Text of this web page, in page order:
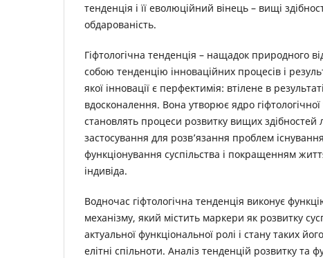
тенденція і її еволюційний вінець – вищі
обдарованість.
Гіфтологічна тенденція – нащадок природного
собою тенденцію інноваційних процесів і
якої інновації є перфектимія: втілене в
вдосконалення. Вона утворює ядро гіфтологічної
становлять процеси розвитку вищих здібностей
застосування для розв’язання проблем
функціонування суспільства і покращенням
індивіда.
Водночас гіфтологічна тенденція виконує
механізму, який містить маркери як розвитку
актуальної функціональної ролі і стану таких
елітні спільноти. Аналіз тенденцій розвитку та